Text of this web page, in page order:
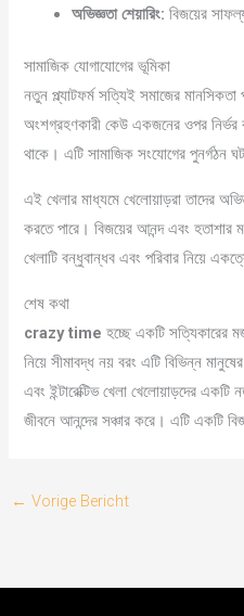
অভিজ্ঞতা শেয়ারিং: বিজয়ের
সামাজিক যোগাযোগের ভূমিকা
নতুন প্ল্যাটফর্ম সত্যিই সমাজের মানসিকতা
অংশগ্রহণকারী কেউ একজনের ওপর নির্ভর
থাকে। এটি সামাজিক সংযোগের পুনর্গঠন
এই খেলার মাধ্যমে খেলোয়াড়রা তাদের
করতে পারে। বিজয়ের আনন্দ এবং হতাশার
খেলাটি বন্ধুবান্ধব এবং পরিবার নিয়ে
শেষ কথা
crazy time হচ্ছে একটি সত্যিকারের
নিয়ে সীমাবদ্ধ নয় বরং এটি বিভিন্ন
এবং ইন্টারেক্টিভ খেলা খেলোয়াড়দের একটি
জীবনে আনন্দের সঞ্চার করে। এটি একটি
← Vorige Bericht